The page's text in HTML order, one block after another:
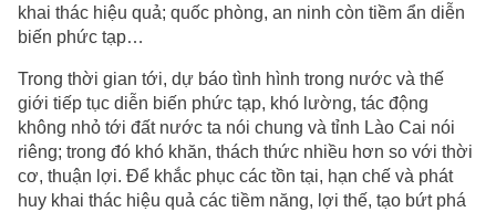
khai thác hiệu quả; quốc phòng, an ninh còn tiềm ẩn diễn
biến phức tạp…
Trong thời gian tới, dự báo tình hình trong nước và thế
giới tiếp tục diễn biến phức tạp, khó lường, tác động
không nhỏ tới đất nước ta nói chung và tỉnh Lào Cai nói
riêng; trong đó khó khăn, thách thức nhiều hơn so với thời
cơ, thuận lợi. Để khắc phục các tồn tại, hạn chế và phát
huy khai thác hiệu quả các tiềm năng, lợi thế, tạo bứt phá